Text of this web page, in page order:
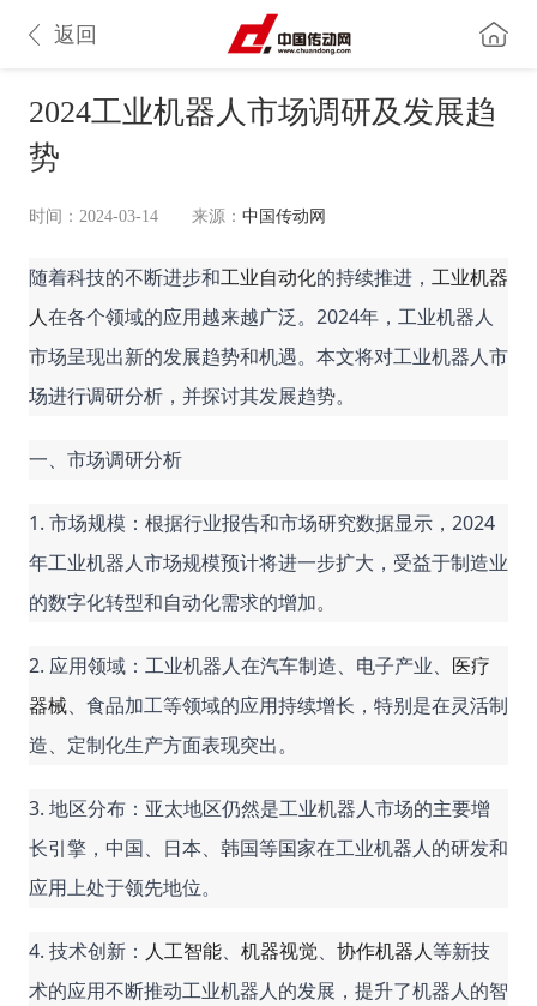
返回
2024工业机器人市场调研及发展趋
势
时间：2024-03-14 来源： 中国传动网
随着科技的不断进步和工业自动化的持续推进， 工业机器
人在各个领域的应用越来越广泛。2024年，工业机器人
市场呈现出新的发展趋势和机遇。本文将对工业机器人市
场进行调研分析，并探讨其发展趋势。
一、市场调研分析
1. 市场规模：根据行业报告和市场研究数据显示，2024
年工业机器人市场规模预计将进一步扩大，受益于制造业
的数字化转型和自动化需求的增加。
2. 应用领域：工业机器人在汽车制造、电子产业、 医疗
器械、食品加工等领域的应用持续增长，特别是在灵活制
造、定制化生产方面表现突出。
3. 地区分布：亚太地区仍然是工业机器人市场的主要增
长引擎，中国、日本、韩国等国家在工业机器人的研发和
应用上处于领先地位。
4. 技术创新： 人工智能、 机器视觉、 协作机器人等新技
术的应用不断推动工业机器人的发展，提升了机器人的智